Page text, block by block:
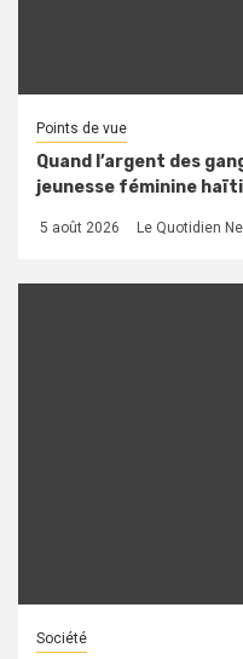
Points de vue
Quand l’argent des
jeunesse féminine
5 août 2026 Le Quotidien
Société